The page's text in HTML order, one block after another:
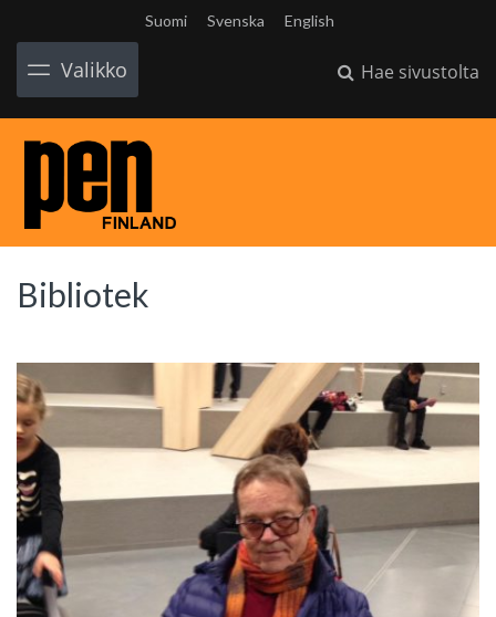
Suomi Svenska English
Valikko Hae sivustolta
Bibliotek